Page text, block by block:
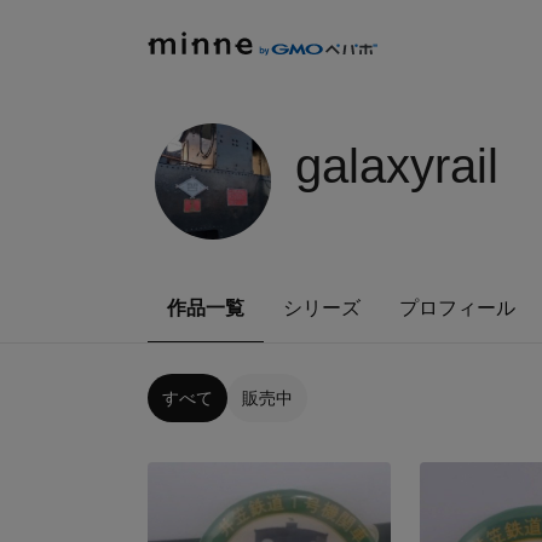
galaxyrail
作品一覧 シリーズ プロフィール
すべて 販売中